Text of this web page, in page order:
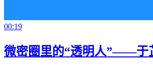
00:19
微密圈里的“透明人”——于